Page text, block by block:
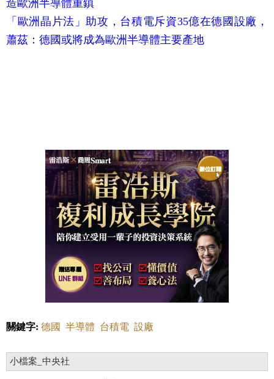
造歐洲半導體重鎮
「歐洲晶片法」助攻，台積電斥資35億在德國設廠，
蕭茲：德國或將成為歐洲半導體主要產地
關鍵字: 德國 半導體 台積電 設廠
小檔案_中央社